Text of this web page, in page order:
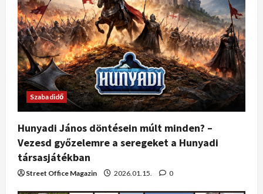
Szabadidő
Hunyadi János döntésein múlt minden? –
Vezesd győzelemre a seregeket a Hunyadi
társasjátékban
Street Office Magazin 2026.01.15. 0